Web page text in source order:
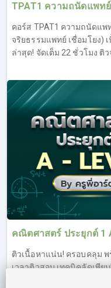
TPAT1 ความถนัดแพท
คอร์ส TPAT1 ความถนัดแ
จริยธรรมแพทย์ เชื่อมโยง)
ล่าสุด! จัดเต็ม 22 ชั่วโมง ติ
คณิตศาสตร์ ประยุกต์ 1
ติวเนื้อหาแน่น! ครอบคลุม พ
เวลาติวสอบ เทคนิคลัดเพีย